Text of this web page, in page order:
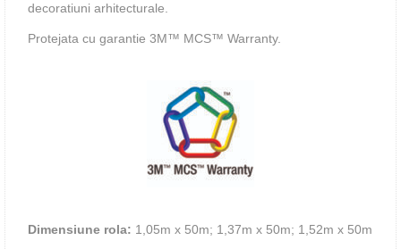
decoratiuni arhitecturale.
Protejata cu garantie 3M™ MCS™ Warranty.
Dimensiune rola: 1,05m x 50m; 1,37m х 50m; 1,52m х 50m